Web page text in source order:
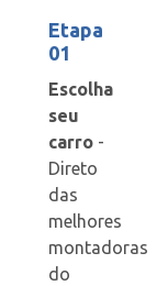
Etapa
01
Escolha
seu
carro -
Direto
das
melhores
montadoras
do